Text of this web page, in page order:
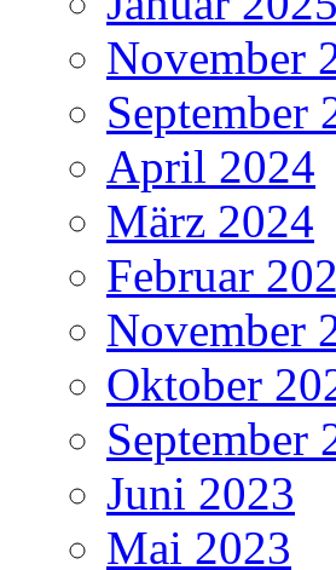
November
September
April 2024
März 2024
Februar
November
Oktober
September
Juni 2023
Mai 2023